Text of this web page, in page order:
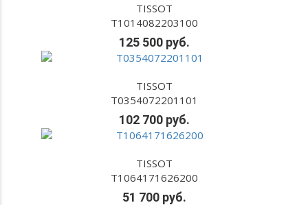
TISSOT
T1014082203100
125 500 руб.
TISSOT
T0354072201101
102 700 руб.
TISSOT
T1064171626200
51 700 руб.